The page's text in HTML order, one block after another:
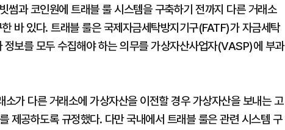
썸과 코인원에 트래블 룰 시스템을 구축하기 전까지 다른 거래소
바 있다. 트래블 룰은 국제자금세탁방지기구(FATF)가 자금세탁
정보를 모두 수집해야 하는 의무를 가상자산사업자(VASP)에 부과
가 다른 거래소에 가상자산을 이전할 경우 가상자산을 보내는 고
제공하도록 규정했다. 다만 국내에서 트래블 룰은 관련 시스템 구